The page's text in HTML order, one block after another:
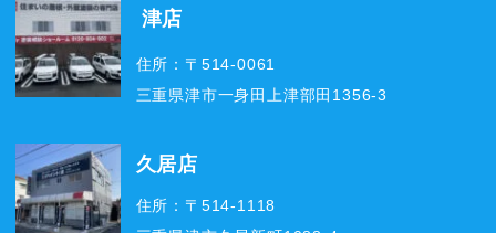
津店
住所：〒514-0061
三重県津市一身田上津部田1356-3
久居店
住所：〒514-1118